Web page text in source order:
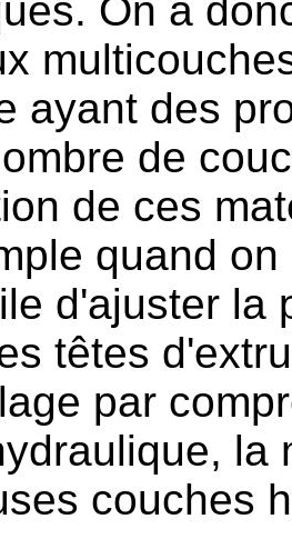
On a
ayant des
de
de ces
quand
d'ajuster la
têtes
par
la
couches